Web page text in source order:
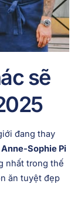
sẽ
đang thay
Anne-Sophie Pi
nhất trong thế
ăn tuyệt đẹp